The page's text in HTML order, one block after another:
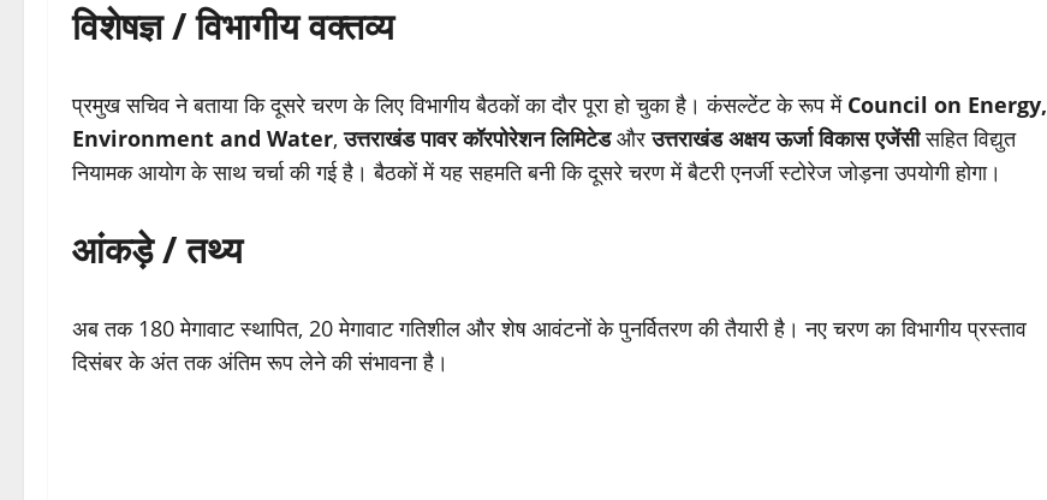
विशेषज्ञ / विभागीय वक्तव्य
प्रमुख सचिव ने बताया कि दूसरे चरण के लिए विभागीय बैठकों का दौर पूरा हो चुका है। कंसल्टेंट के रूप में Council on Energy,
Environment and Water,उत्तराखंड पावर कॉरपोरेशन लिमिटेडऔरउत्तराखंड अक्षय ऊर्जा विकास एजेंसीसहित विद्युत
नियामक आयोग के साथ चर्चा की गई है। बैठकों में यह सहमति बनी कि दूसरे चरण में बैटरी एनर्जी स्टोरेज जोड़ना उपयोगी होगा।
आंकड़े / तथ्य
अब तक 180 मेगावाट स्थापित, 20 मेगावाट गतिशील और शेष आवंटनों के पुनर्वितरण की तैयारी है। नए चरण का विभागीय प्रस्ताव
दिसंबर के अंत तक अंतिम रूप लेने की संभावना है।